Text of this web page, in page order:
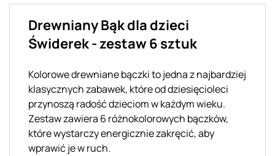
Drewniany Bąk dla dzieci
Świderek - zestaw 6 sztuk
Kolorowe drewniane bączki to jedna z najbardziej
klasycznych zabawek, które od dziesięcioleci
przynoszą radość dzieciom w każdym wieku.
Zestaw zawiera 6 różnokolorowych bączków,
które wystarczy energicznie zakręcić, aby
wprawić je w ruch.